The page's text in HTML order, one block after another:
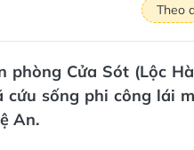
Theo
Cửa Sót (Lộc
sống phi công lái
An.